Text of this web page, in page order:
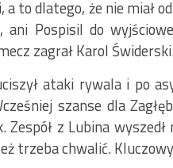
a to dlatego, że nie miał
ani Pospisil do
zagrał Karol
ataki rywala i po
szanse dla
Zespół z Lubina
trzeba chwalić.